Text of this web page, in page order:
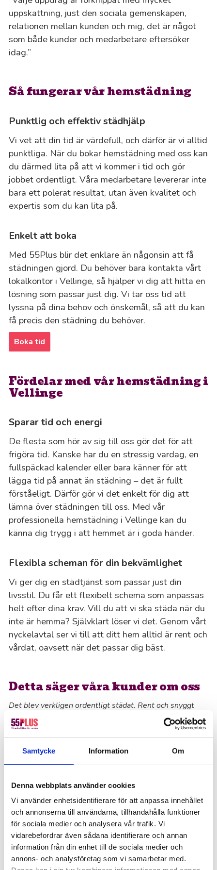
Samtycke Information Om
Denna webbplats använder cookies
Vi använder enhetsidentifierare för att anpassa innehållet
och annonserna till användarna, tillhandahålla funktioner
för sociala medier och analysera vår trafik. Vi
vidarebefordrar även sådana identifierare och annan
information från din enhet till de sociala medier och
annons- och analysföretag som vi samarbetar med.
uppskattning, just den sociala gemenskapen,
relationen mellan kunden och mig, det är något
som både kunder och medarbetare eftersöker
idag.”
Så fungerar vår hemstädning
Punktlig och effektiv städhjälp
Vi vet att din tid är värdefull, och därför är vi alltid
punktliga. När du bokar hemstädning med oss kan
du därmed lita på att vi kommer i tid och gör
jobbet ordentligt. Våra medarbetare levererar inte
bara ett polerat resultat, utan även kvalitet och
expertis som du kan lita på.
Enkelt att boka
Med 55Plus blir det enklare än någonsin att få
städningen gjord. Du behöver bara kontakta vårt
lokalkontor i Vellinge, så hjälper vi dig att hitta en
lösning som passar just dig. Vi tar oss tid att
lyssna på dina behov och önskemål, så att du kan
få precis den städning du behöver.
Boka tid
Fördelar med vår hemstädning i
Vellinge
Sparar tid och energi
De flesta som hör av sig till oss gör det för att
frigöra tid. Kanske har du en stressig vardag, en
fullspäckad kalender eller bara känner för att
lägga tid på annat än städning – det är fullt
förståeligt. Därför gör vi det enkelt för dig att
lämna över städningen till oss. Med vår
professionella hemstädning i Vellinge kan du
känna dig trygg i att hemmet är i goda händer.
Flexibla scheman för din bekvämlighet
Vi ger dig en städtjänst som passar just din
livsstil. Du får ett flexibelt schema som anpassas
helt efter dina krav. Vill du att vi ska städa när du
inte är hemma? Självklart löser vi det. Genom vårt
nyckelavtal ser vi till att ditt hem alltid är rent och
vårdat, oavsett när det passar dig bäst.
Detta säger våra kunder om oss
Det blev verkligen ordentligt städat. Rent och snyggt
överallt. Luktade gott. Jag har njutit hela veckan av
renheten. Märks att det är en person som vet vad
städning innebär. Är så lycklig att jag hittat er. Bara det
att det är en och samma person varje gång betyder
Vanliga frågor om
hemstädning i Vellinge
Hur ofta bör jag boka hemstädning?
Det beror helt på vad som passar dig bäst. Många